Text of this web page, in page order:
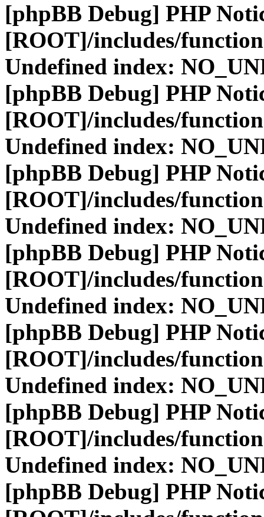
[phpBB Debug] PHP
[ROOT]/includes/
Undefined index:
[phpBB Debug] PHP
[ROOT]/includes/
Undefined index:
[phpBB Debug] PHP
[ROOT]/includes/
Undefined index:
[phpBB Debug] PHP
[ROOT]/includes/
Undefined index:
[phpBB Debug] PHP
[ROOT]/includes/
Undefined index:
[phpBB Debug] PHP
[ROOT]/includes/
Undefined index:
[phpBB Debug] PHP